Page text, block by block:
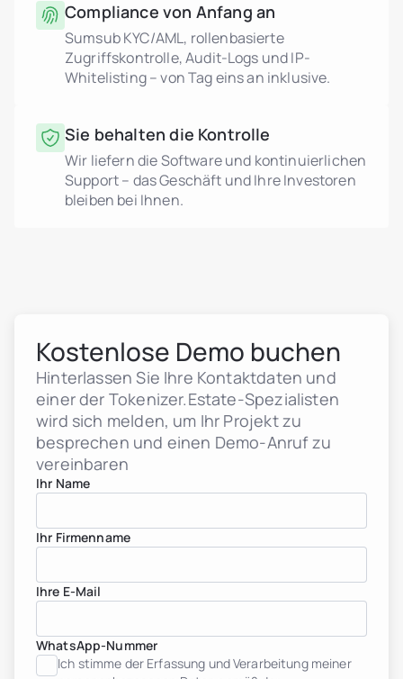
Compliance von Anfang an
Sumsub KYC/AML, rollenbasierte
Zugriffskontrolle, Audit-Logs und IP-
Whitelisting – von Tag eins an inklusive.
Sie behalten die Kontrolle
Wir liefern die Software und kontinuierlichen
Support – das Geschäft und Ihre Investoren
bleiben bei Ihnen.
Kostenlose Demo buchen
Hinterlassen Sie Ihre Kontaktdaten und
einer der Tokenizer.Estate-Spezialisten
wird sich melden, um Ihr Projekt zu
besprechen und einen Demo-Anruf zu
vereinbaren
Ihr Name
Ihr Firmenname
Ihre E-Mail
WhatsApp-Nummer
Ich stimme der Erfassung und Verarbeitung meiner
Immobilienentwickler
Immobilien-
Immobilienunternehmen
Finanzinstitute
Albanien
Kroatien
Frankreich
Georgien
Griechenland
Italien